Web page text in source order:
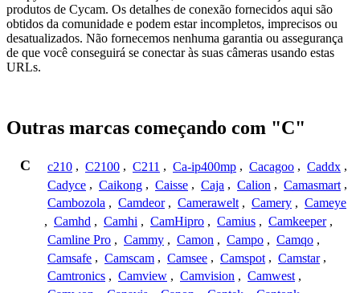
produtos de Cycam. Os detalhes de conexão fornecidos aqui são
obtidos da comunidade e podem estar incompletos, imprecisos ou
desatualizados. Não fornecemos nenhuma garantia ou assegurança
de que você conseguirá se conectar às suas câmeras usando estas
URLs.
Outras marcas começando com "C"
C c210 , C2100 , C211 , Ca-ip400mp , Cacagoo , Caddx ,
Cadyce , Caikong , Caisse , Caja , Calion , Camasmart ,
Cambozola , Camdeor , Camerawelt , Camery , Cameye
, Camhd , Camhi , CamHipro , Camius , Camkeeper ,
Camline Pro , Cammy , Camon , Campo , Camqo ,
Camsafe , Camscam , Camsee , Camspot , Camstar ,
Camtronics , Camview , Camvision , Camwest ,